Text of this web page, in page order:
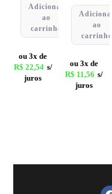
Adicionar
ao
carrinho
ou 3x de
R$ 22,54 s/
juros
Adicionar
ao
carrinho
ou 3x de
R$ 11,56 s/
juros